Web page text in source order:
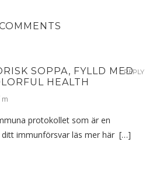
SOPPA, FYLLD MED
HEALTH
protokollet som är en
immunförsvar läs mer här […]
REPLY